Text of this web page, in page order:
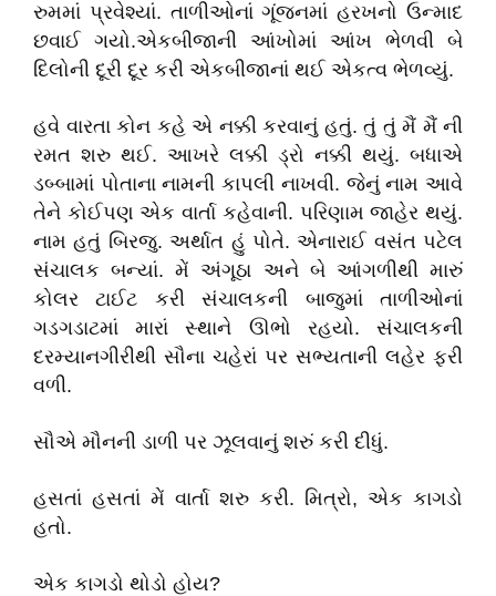
રુમમાં પ્રવેશ્યાં. તાળીઓનાં ગૂંજનમાં હરખનો ઉન્માદ
છવાઈ ગયો.એકબીજાની આંખોમાં આંખ ભેળવી બે
દિલોની દૂરી દૂર કરી એકબીજાનાં થઈ એકત્વ ભેળવ્યું.
હવે વારતા કોન કહે એ નક્કી કરવાનું હતું. તું તું મૈં મૈં ની
રમત શરુ થઈ. આખરે લક્કી ડ્રો નક્કી થયું. બધાએ
ડબ્બામાં પોતાના નામની કાપલી નાખવી. જેનું નામ આવે
તેને કોઈપણ એક વાર્તા કહેવાની. પરિણામ જાહેર થયું.
નામ હતું બિરજુ. અર્થાત હું પોતે. એનારાઈ વસંત પટેલ
સંચાલક બન્યાં. મેં અંગૂઠા અને બે આંગળીથી મારું
કોલર ટાઈટ કરી સંચાલકની બાજુમાં તાળીઓનાં
ગડગડાટમાં મારાં સ્થાને ઊભો રહયો. સંચાલકની
દરમ્યાનગીરીથી સૌના ચહેરાં પર સભ્યતાની લહેર ફરી
વળી.
સૌએ મૌનની ડાળી પર ઝૂલવાનું શરું કરી દીધું.
હસતાં હસતાં મેં વાર્તા શરુ કરી. મિત્રો, એક કાગડો
હતો.
એક કાગડો થોડો હોય?